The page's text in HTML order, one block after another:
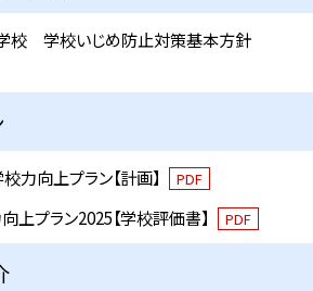
校 学校いじめ防止対策基本方針
力向上プラン【計画】 PDF
上プラン2025【学校評価書】 PDF